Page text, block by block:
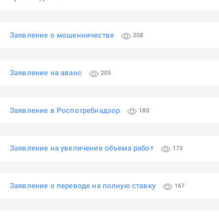
Заявление о мошенничестве 208
Заявление на аванс 205
Заявление в Роспотребнадзор 180
Заявление на увеличение объема работ 173
Заявление о переводе на полную ставку 167